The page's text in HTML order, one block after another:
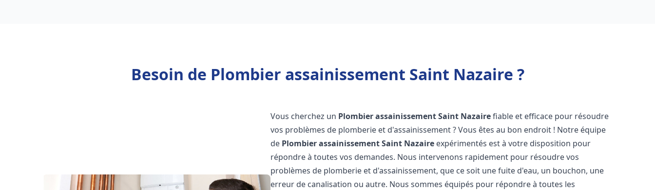
Besoin de Plombier assainissement Saint Nazaire ?
Vous cherchez un Plombier assainissementSaint Nazairefiable et efficace pour résoudre
vos problèmes de plomberie et d'assainissement ? Vous êtes au bon endroit ! Notre équipe
de Plombier assainissementSaint Nazaire expérimentés est à votre disposition pour
répondre à toutes vos demandes. Nous intervenons rapidement pour résoudre vos
problèmes de plomberie et d'assainissement, que ce soit une fuite d'eau, un bouchon, une
erreur de canalisation ou autre. Nous sommes équipés pour répondre à toutes les